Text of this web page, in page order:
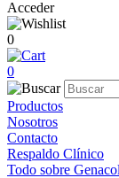
Acceder
0
0
Productos
Nosotros
Contacto
Respaldo Clínico
Todo sobre Genacol